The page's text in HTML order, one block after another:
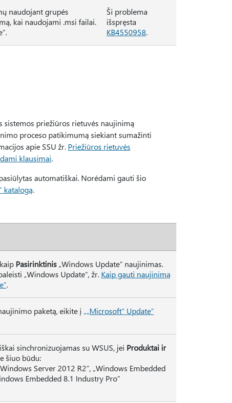
naudojant grupės
kai naudojami .msi failai.
Ši problema
išspręsta
KB4550958.
sistemos priežiūros rietuvės naujinimą
proceso patikimumą siekiant sumažinti
apie SSU žr. Priežiūros rietuvės
klausimai.
automatiškai. Norėdami gauti šio
katalogą.
Pasirinktinis „Windows Update“ naujinimas.
„Windows Update“, žr. Kaip gauti naujinimą
.
paketą, eikite į „„Microsoft“ Update“
sinchronizuojamas su WSUS, jei Produktai ir
šiuo būdu:
Server 2012 R2”, „Windows Embedded
Embedded 8.1 Industry Pro”